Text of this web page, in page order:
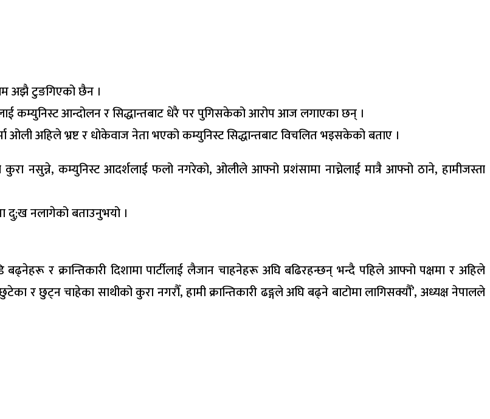
अझै टुङगिएको छैन ।
कम्युनिस्ट आन्दोलन र सिद्धान्तबाट धेरै पर पुगिसकेको आरोप आज लगाएका छन् ।
अहिले भ्रष्ट र धोकेवाज नेता भएको कम्युनिस्ट सिद्धान्तबाट विचलित भइसकेको बताए ।
नसुन्ने, कम्युनिस्ट आदर्शलाई फलो नगरेको, ओलीले आफ्नो प्रशंसामा नाच्नेलाई मात्रै आफ्नो ठाने, हामीजस्ता
दु;ख नलागेको बताउनुभयो ।
र क्रान्तिकारी दिशामा पार्टीलाई लैजान चाहनेहरू अघि बढिरहन्छन् भन्दै पहिले आफ्नो पक्षमा र अहिले
छुट्न चाहेका साथीको कुरा नगरौँ, हामी क्रान्तिकारी ढङ्गले अघि बढ्ने बाटोमा लागिसक्यौँ’, अध्यक्ष नेपालले